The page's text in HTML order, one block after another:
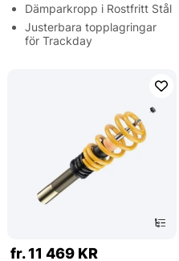
Dämparkropp i Rostfritt Stål
Justerbara topplagringar
för Trackday
fr. 11 469 KR